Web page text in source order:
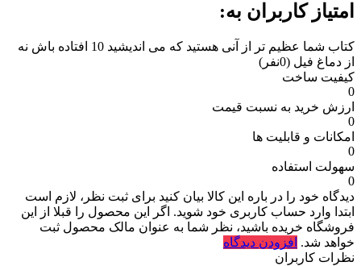
امتیاز کاربران به:
کتاب شما عظیم تر از آنی هستید که می اندیشید 10 افتاده باش نه
از دماغ فیل (0نفر)
کیفیت ساخت
0
ارزش خرید به نسبت قیمت
0
امکانات و قابلیت ها
0
سهولت استفاده
0
دیدگاه خود را در باره این کالا بیان کنید برای ثبت نظر، لازم است
ابتدا وارد حساب کاربری خود شوید. اگر این محصول را قبلا از این
فروشگاه خریده باشید، نظر شما به عنوان مالک محصول ثبت
خواهد شد. افزودن دیدگاه
نظرات کاربران